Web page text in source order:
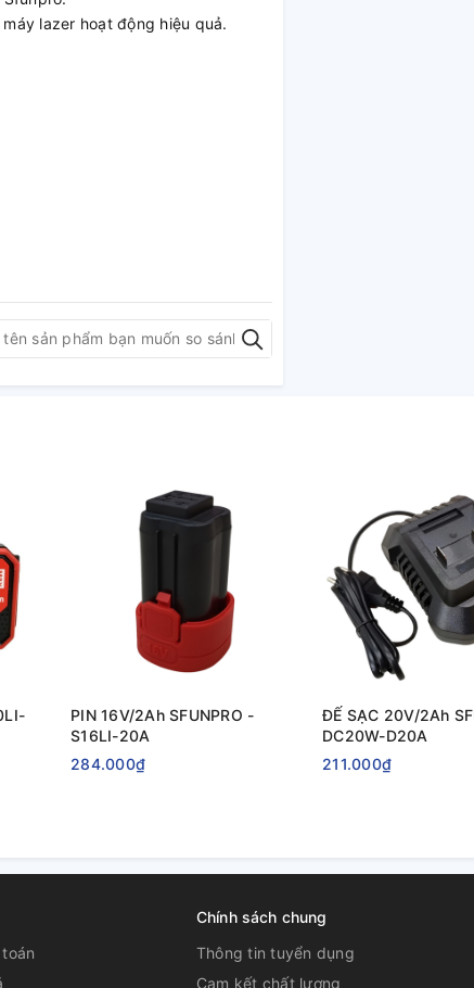
lazer hoạt động hiệu quả.
PIN 16V/2Ah SFUNPRO -
S16LI-20A
284.000₫
ĐẾ SẠC 20V/2Ah
DC20W-D20A
211.000₫
Chính sách chung
Thông tin tuyển dụng
Cam kết chất lượng